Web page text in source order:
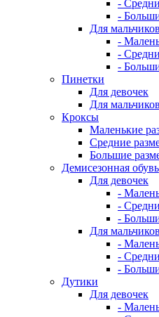
-
-
Для мальчиков
-
-
-
Пинетки
Для девочек
Для мальчиков
Кроксы
Маленькие
Средние
Большие
Демисезонная обувь
Для девочек
-
-
-
Для мальчиков
-
-
-
Дутики
Для девочек
-